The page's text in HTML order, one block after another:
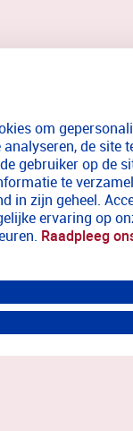
om
de site
gebruiker op de
te
in zijn geheel.
ervaring op
Raadpleeg